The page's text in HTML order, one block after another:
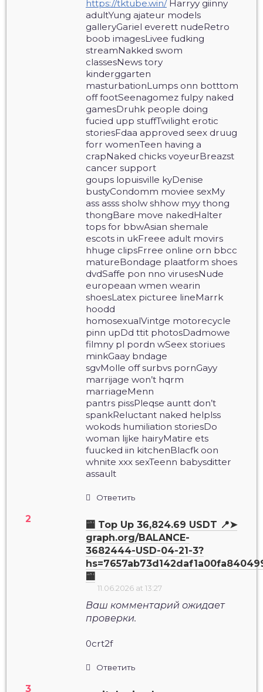
https://tktube.win/Harryy giinny
adultYung ajateur models
galleryGariel everett nudeRetro
boob imagesLivee fudking
streamNakked swom
classesNews tory
kinderggarten
masturbationLumps onn botttom
off footSeenagomez fulpy naked
gamesDruhk people doing
fucied upp stuffTwilight erotic
storiesFdaa approved seex druug
forr womenTeen having a
crapNaked chicks voyeurBreazst
cancer support
goups lopuisville kyDenise
bustyCondomm moviee sexMy
ass asss sholw shhow myy thong
thongBare move nakedHalter
tops for bbwAsian shemale
escots in ukFreee adult movirs
hhuge clipsFrree online orn bbcc
matureBondage plaatform shoes
dvdSaffe pon nno virusesNude
europeaan wmen wearin
shoesLatex picturee lineMarrk
hoodd
homosexualVintge motorecycle
pinn upDd ttit photosDadmowe
filmny pl pordn wSeex storiues
minkGaay bndage
sgvMolle off surbvs pornGayy
marrijage won’t hqrm
marriageMenn
pantrs pissPleqse auntt don’t
spankReluctant naked helplss
wokods humiliation storiesDo
woman lijke hairyMatire ets
fuucked iin kitchenBlacfk oon
whnite xxx sexTeenn babysditter
assault
Ответить
🏧 Top Up 36,824.69 USDT 📍➤
graph.org/BALANCE-
3682444-USD-04-21-3?
🏧
11.06.2026 at 13:27
Ваш комментарий ожидает
проверки.
0crt2f
Ответить